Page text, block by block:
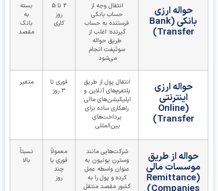
حواله ارزی
بانکی (Bank
Transfer)
انتقال وجه از
حساب بانکی
فرستنده به حساب
گیرنده؛ اغلب از
طریق حواله
سوئیفت انجام
می‌شود.
حواله ارزی
اینترنتی
(Online
Transfer)
انتقال پول از طریق
پلتفرم‌های آنلاین و
اپلیکیشن‌های مالی؛
راهکاری ساده برای
پرداخت‌های
بین‌المللی.
فوری تا
حواله از طریق
موسسات مالی
(Remittance
شرکت‌هایی مانند
وسترن یونیون به
عنوان واسطه عمل
کرده و پول را به
کشور مقصد منتقل